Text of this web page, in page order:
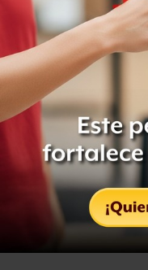
Tras informar que
pacientes con
recuperación
Dijo que la semana
respecto del dólar
del crudo ha subido a
no ha caído la